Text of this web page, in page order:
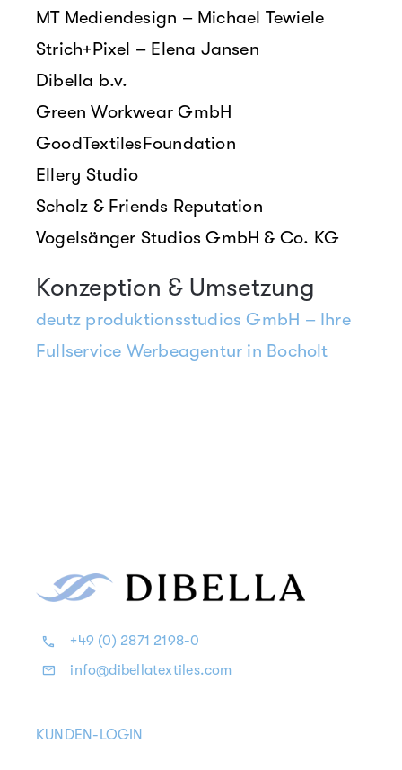
MT Mediendesign – Michael Tewiele
Strich+Pixel – Elena Jansen
Dibella b.v.
Green Workwear GmbH
GoodTextilesFoundation
Ellery Studio
Scholz & Friends Reputation
Vogelsänger Studios GmbH & Co. KG
Konzeption & Umsetzung
deutz produktionsstudios GmbH – Ihre
Fullservice Werbeagentur in Bocholt
+49 (0) 2871 2198-0
info@dibellatextiles.com
KUNDEN-LOGIN